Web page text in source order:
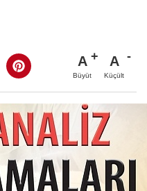
A
Büyüt
A
Küçült